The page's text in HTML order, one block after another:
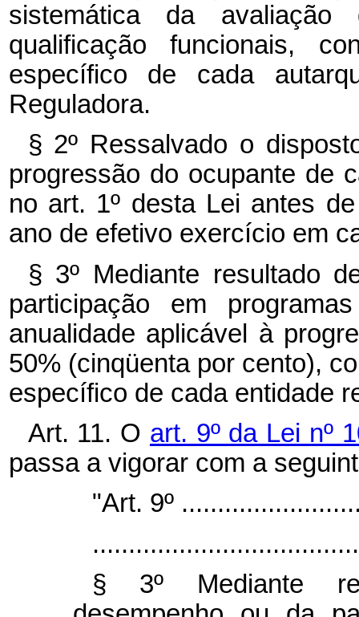
sistemática da avaliação
qualificação funcionais,
específico de cada
Reguladora.
§ 2º Ressalvado o
progressão do ocupante de
no art. 1º desta Lei antes
ano de efetivo exercício em
§ 3º Mediante resultado
participação em
anualidade aplicável à
50% (cinqüenta por cento),
específico de cada entidade
Art. 11. O art. 9º da Lei nº
passa a vigorar com a
"Art. 9º
§ 3º Mediante